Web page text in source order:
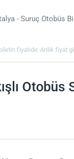
- Suruç Otobüs
fiyatıdır. Anlık fiyat